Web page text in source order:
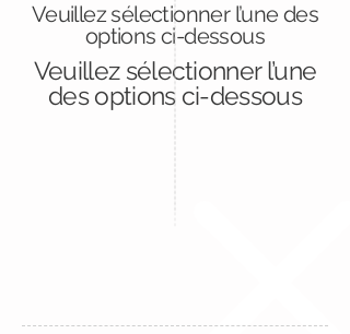
Veuillez sélectionner l’une des
options ci-dessous
Veuillez sélectionner l’une
des options ci-dessous